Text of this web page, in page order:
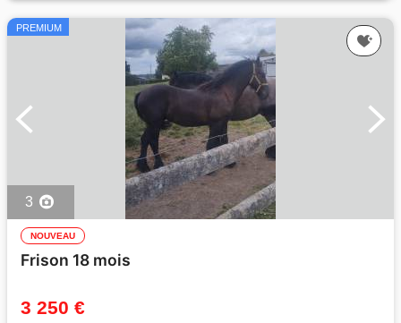
PREMIUM
3
NOUVEAU
Frison 18 mois
3 250 €